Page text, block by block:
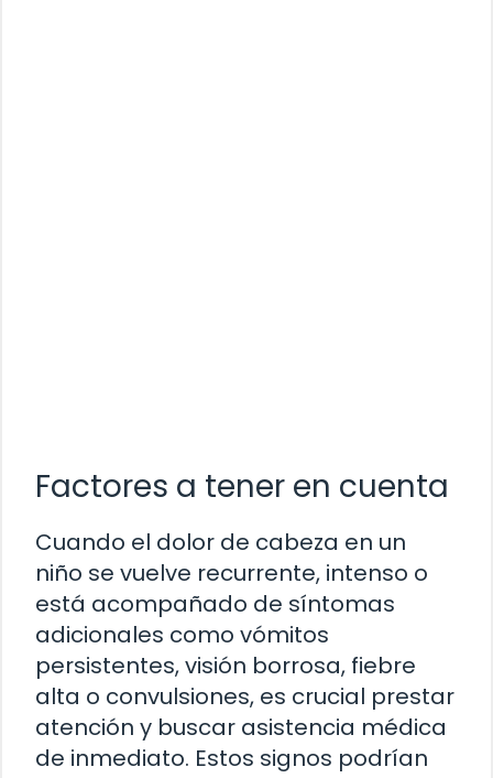
Factores a tener en cuenta
Cuando el dolor de cabeza en un
niño se vuelve recurrente, intenso o
está acompañado de síntomas
adicionales como vómitos
persistentes, visión borrosa, fiebre
alta o convulsiones, es crucial prestar
atención y buscar asistencia médica
de inmediato. Estos signos podrían